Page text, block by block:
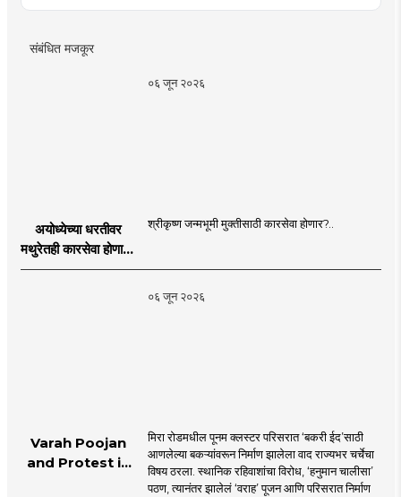
संबंधित मजकूर
०६ जून २०२६
अयोध्येच्या धरतीवर
मथुरेतही कारसेवा होणार?
| Shri Krishna
श्रीकृष्ण जन्मभूमी मुक्तीसाठी कारसेवा होणार?..
०६ जून २०२६
Varah Poojan
and Protest in
मिरा रोडमधील पूनम क्लस्टर परिसरात ‘बकरी ईद’साठी
आणलेल्या बकऱ्यांवरून निर्माण झालेला वाद राज्यभर चर्चेचा
विषय ठरला. स्थानिक रहिवाशांचा विरोध, ‘हनुमान चालीसा’
पठण, त्यानंतर झालेलं ‘वराह’ पूजन आणि परिसरात निर्माण